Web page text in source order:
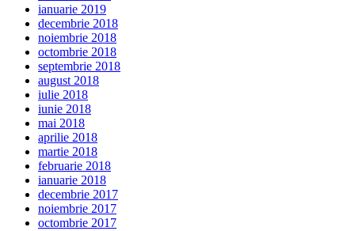
ianuarie 2019
decembrie 2018
noiembrie 2018
octombrie 2018
septembrie 2018
august 2018
iulie 2018
iunie 2018
mai 2018
aprilie 2018
martie 2018
februarie 2018
ianuarie 2018
decembrie 2017
noiembrie 2017
octombrie 2017